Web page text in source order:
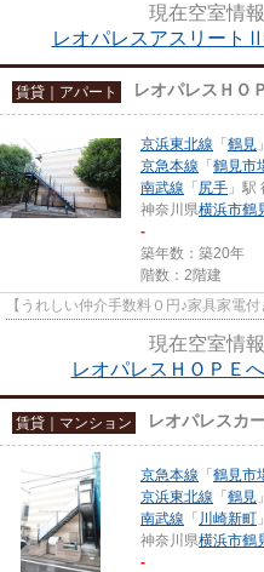
現在空室情
レオパレスアスリート
賃貸｜アパート レオパレスＨＯ
京浜東北線 「 鶴見
京急本線 「 鶴見市
南武線 「 尻手 」駅
神奈川県横浜市鶴
-
築年数：築20年
階数：2階建
【うれしい仲介手数料０円♪家具家電付
現在空室情
レオパレスＨＯＰＥ
賃貸｜マンション レオパレスカ
京急本線 「 鶴見市
京浜東北線 「 鶴見
南武線 「 川崎新町
神奈川県横浜市鶴
-